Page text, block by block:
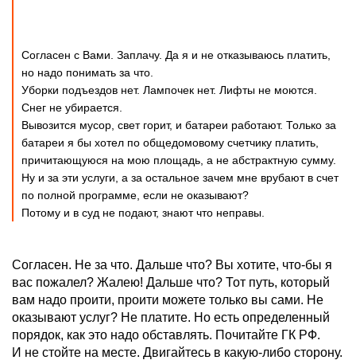
Согласен с Вами. Заплачу. Да я и не отказываюсь платить,
но надо понимать за что.
Уборки подъездов нет. Лампочек нет. Лифты не моются.
Снег не убирается.
Вывозится мусор, свет горит, и батареи работают. Только за
батареи я бы хотел по общедомовому счетчику платить,
причитающуюся на мою площадь, а не абстрактную сумму.
Ну и за эти услуги, а за остальное зачем мне врубают в счет
по полной программе, если не оказывают?
Потому и в суд не подают, знают что неправы.
Согласен. Не за что. Дальше что? Вы хотите, что-бы я
вас пожалел? Жалею! Дальше что? Тот путь, который
вам надо проити, проити можете только вы сами. Не
оказывают услуг? Не платите. Но есть определенный
порядок, как это надо обставлять. Почитайте ГК РФ.
И не стойте на месте. Двигайтесь в какую-либо сторону.